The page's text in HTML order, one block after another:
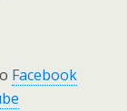
Facebook